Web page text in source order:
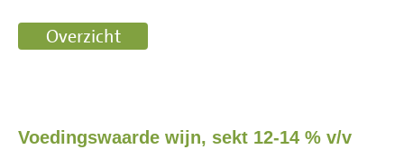
Voedingswaarde wijn, sekt 12-14 % v/v